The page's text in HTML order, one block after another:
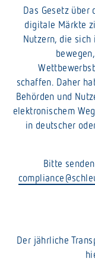
Das Gesetz
digitale Märkte
Nutzern, die
schaffen. Daher
Behörden und
elektronischem
in deutscher
Bitte
compliance @
Der jährliche